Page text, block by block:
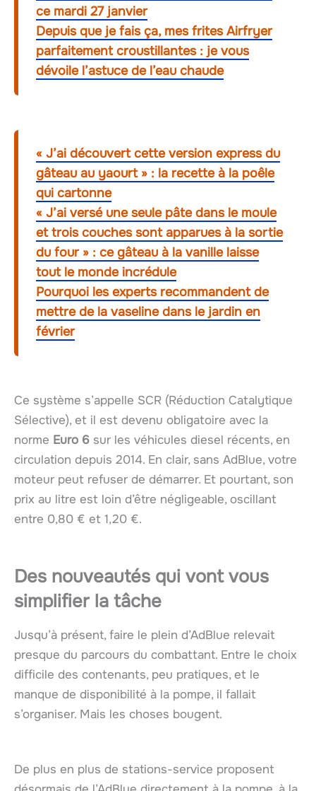
ce mardi 27 janvier
Depuis que je fais ça, mes frites Airfryer
parfaitement croustillantes : je vous
dévoile l’astuce de l’eau chaude
« J’ai découvert cette version express du
gâteau au yaourt » : la recette à la poêle
qui cartonne
« J’ai versé une seule pâte dans le moule
et trois couches sont apparues à la sortie
du four » : ce gâteau à la vanille laisse
tout le monde incrédule
Pourquoi les experts recommandent de
mettre de la vaseline dans le jardin en
février
Ce système s’appelle SCR (Réduction Catalytique
Sélective), et il est devenu obligatoire avec la
norme Euro 6 sur les véhicules diesel récents, en
circulation depuis 2014. En clair, sans AdBlue, votre
moteur peut refuser de démarrer. Et pourtant, son
prix au litre est loin d’être négligeable, oscillant
entre 0,80 € et 1,20 €.
Des nouveautés qui vont vous
simplifier la tâche
Jusqu’à présent, faire le plein d’AdBlue relevait
presque du parcours du combattant. Entre le choix
difficile des contenants, peu pratiques, et le
manque de disponibilité à la pompe, il fallait
s’organiser. Mais les choses bougent.
De plus en plus de stations-service proposent